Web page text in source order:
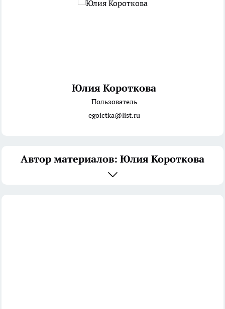
Юлия Короткова
Пользователь
egoictka@list.ru
Автор материалов: Юлия Короткова